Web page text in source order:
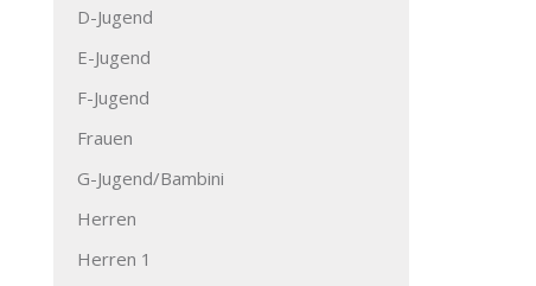
D-Jugend
E-Jugend
F-Jugend
Frauen
G-Jugend/Bambini
Herren
Herren 1